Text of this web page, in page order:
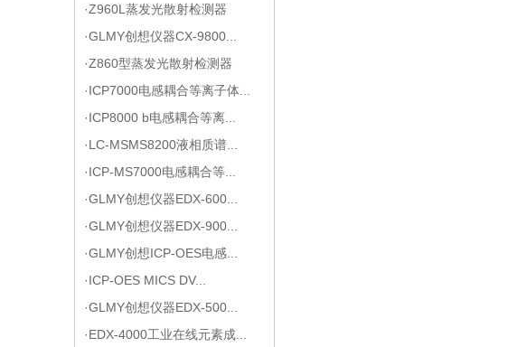
·Z960L蒸发光散射检测器
·GLMY创想仪器CX-9800...
·Z860型蒸发光散射检测器
·ICP7000电感耦合等离子体...
·ICP8000 b电感耦合等离...
·LC-MSMS8200液相质谱...
·ICP-MS7000电感耦合等...
·GLMY创想仪器EDX-600...
·GLMY创想仪器EDX-900...
·GLMY创想ICP-OES电感...
·ICP-OES MICS DV...
·GLMY创想仪器EDX-500...
·EDX-4000工业在线元素成...